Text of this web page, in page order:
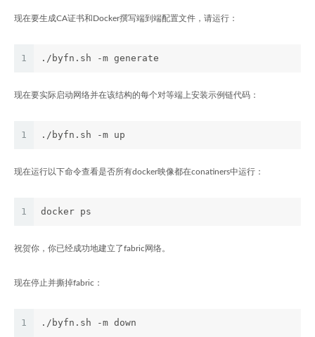
现在要生成CA证书和Docker撰写端到端配置文件，请运行：
1 ./byfn.sh -m generate
现在要实际启动网络并在该结构的每个对等端上安装示例链代码：
1 ./byfn.sh -m up
现在运行以下命令查看是否所有docker映像都在conatiners中运行：
1 docker ps
祝贺你，你已经成功地建立了fabric网络。
现在停止并撕掉fabric：
1 ./byfn.sh -m down